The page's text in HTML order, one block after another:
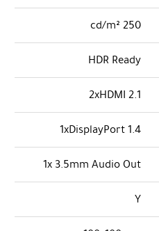
250 cd/m²
HDR Ready
2xHDMI 2.1
1xDisplayPort 1.4
1x 3.5mm Audio Out
Y